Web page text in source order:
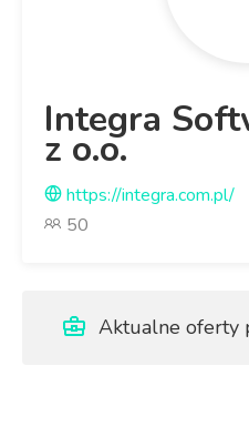
Integra
z o.o.
https://integra.com.pl/
50
Aktualne oferty